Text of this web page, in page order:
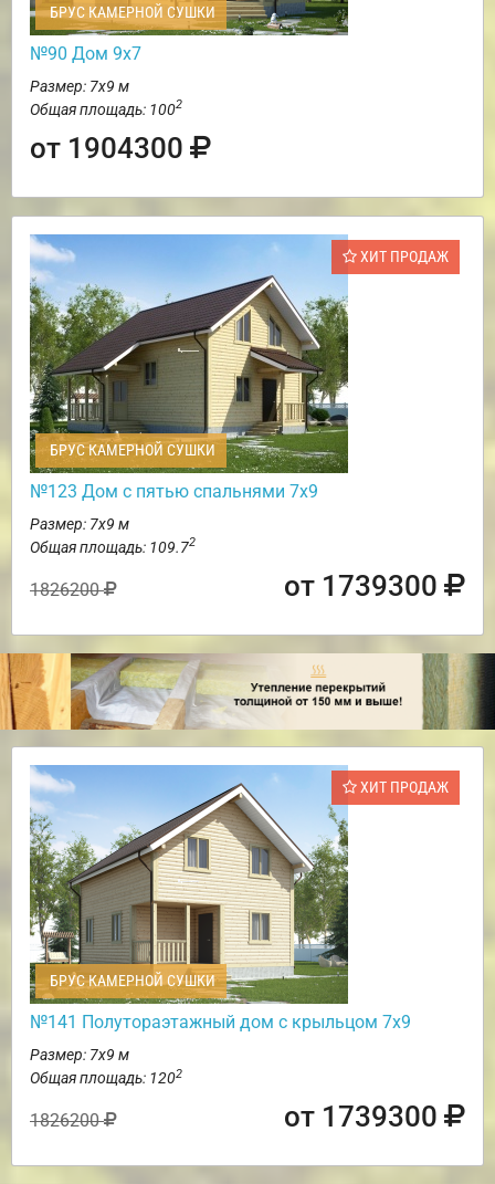
БРУС КАМЕРНОЙ СУШКИ
№90 Дом 9х7
Размер: 7х9 м
Общая площадь: 1002
от 1904300
ХИТ ПРОДАЖ
БРУС КАМЕРНОЙ СУШКИ
№123 Дом с пятью спальнями 7х9
Размер: 7х9 м
Общая площадь: 109.72
1826200 от 1739300
ХИТ ПРОДАЖ
БРУС КАМЕРНОЙ СУШКИ
№141 Полутораэтажный дом с крыльцом 7х9
Размер: 7х9 м
Общая площадь: 1202
1826200 от 1739300